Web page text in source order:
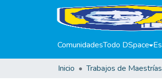
ComunidadesTodo DSpace
Inicio